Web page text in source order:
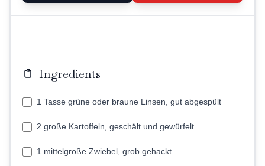
Ingredients
1 Tasse grüne oder braune Linsen, gut abgespült
2 große Kartoffeln, geschält und gewürfelt
1 mittelgroße Zwiebel, grob gehackt